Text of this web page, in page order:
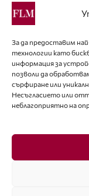
За да предоставим
технологии като
информация за
позволи да
сърфиране или
Несъгласието или
неблагоприятно на
Политика за
За контакти
editor@fashion-
+359 88 227 33 47
Последвайте ни
Facebook